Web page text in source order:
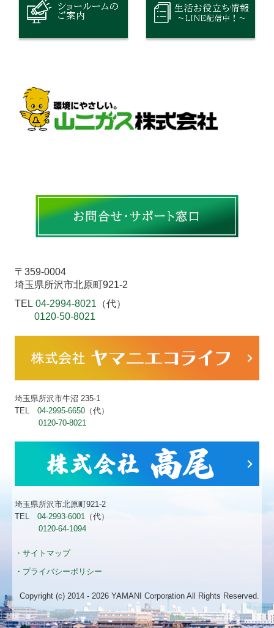
〒359-0004
埼玉県所沢市北原町921-2
TEL04-2994-8021 （代）
0120-50-8021
埼玉県所沢市牛沼 235-1
TEL04-2995-6650 （代）
0120-70-8021
埼玉県所沢市北原町921-2
TEL04-2993-6001 （代）
0120-64-1094
・サイトマップ
・プライバシーポリシー
Copyright (c) 2014 - 2026 YAMANI Corporation All Rights Reserved.